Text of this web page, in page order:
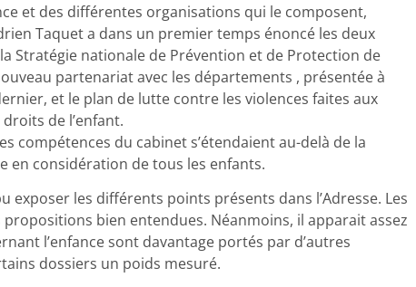
et des différentes organisations qui le composent,
Taquet a dans un premier temps énoncé les deux
Stratégie nationale de Prévention et de Protection de
partenariat avec les départements , présentée à
et le plan de lutte contre les violences faites aux
de l’enfant.
compétences du cabinet s’étendaient au-delà de la
en considération de tous les enfants.
exposer les différents points présents dans l’Adresse. Les
bien entendues. Néanmoins, il apparait assez
l’enfance sont davantage portés par d’autres
dossiers un poids mesuré.